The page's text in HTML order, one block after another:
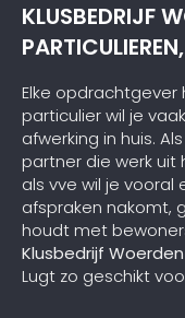
KLUSBEDRIJF
Elke opdrachtgever
particulier wil je
afwerking in huis.
partner die werk uit
als vve wil je
afspraken nakomt,
houdt met
Klusbedrijf Woerden
Lugt zo geschikt